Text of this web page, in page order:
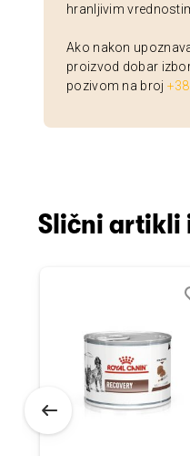
hranljivim
Ako nakon
proizvod dobar
pozivom na broj
Slični artikli